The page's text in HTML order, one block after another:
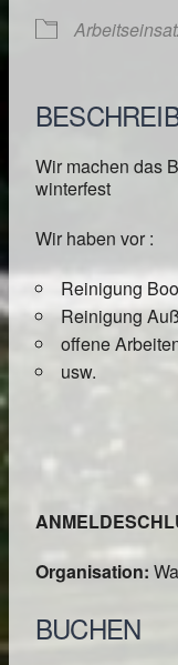
Wir machen das
winterfest
Wir haben vor :
Reinigung
Reinigung
offene
usw.
Organisation:
BUCHEN